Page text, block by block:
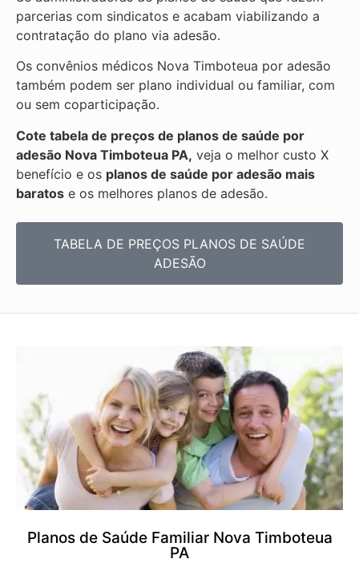
parcerias com sindicatos e acabam viabilizando a
contratação do plano via adesão.
Os convênios médicos Nova Timboteua por adesão
também podem ser plano individual ou familiar, com
ou sem coparticipação.
Cote tabela de preços de planos de saúde por
adesão Nova Timboteua PA, veja o melhor custo X
benefício e os planos de saúde por adesão mais
baratos e os melhores planos de adesão.
TABELA DE PREÇOS PLANOS DE SAÚDE
ADESÃO
Planos de Saúde Familiar Nova Timboteua
PA